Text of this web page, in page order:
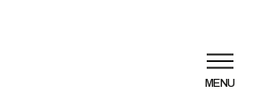
MENU